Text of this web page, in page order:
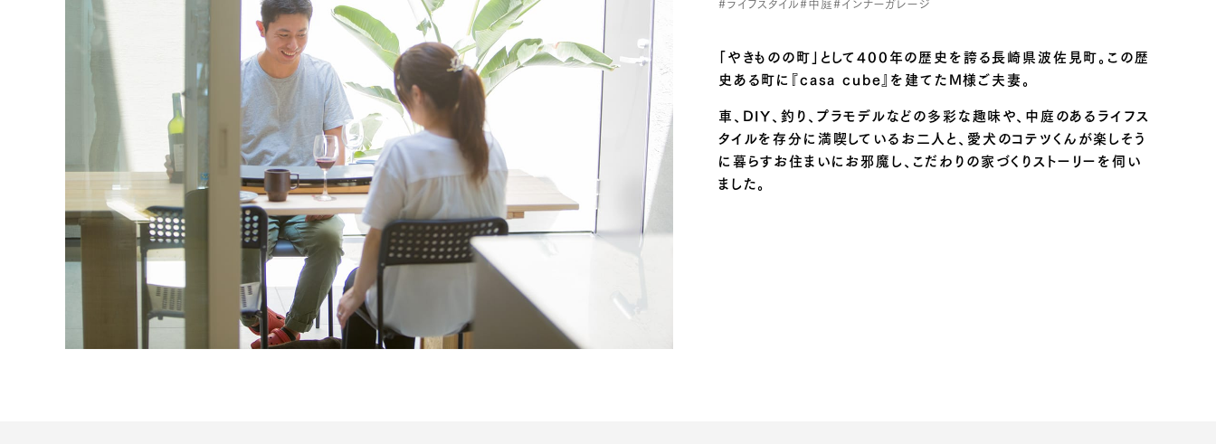
「やきものの町」として400年の歴史を誇る長崎県波佐見町。この歴
史ある町に『casa cube』を建てたM様ご夫妻。
車、DIY、釣り、プラモデルなどの多彩な趣味や、中庭のあるライフス
タイルを存分に満喫しているお二人と、愛犬のコテツくんが楽しそう
に暮らすお住まいにお邪魔し、こだわりの家づくりストーリーを伺い
ました。